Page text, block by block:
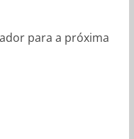
para a próxima